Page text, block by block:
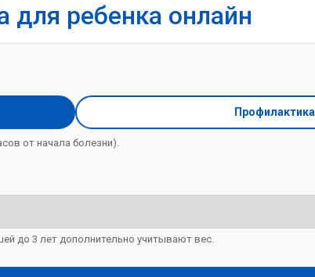
для ребенка онлайн
Профилактика
от начала болезни).
до 3 лет дополнительно учитывают вес.